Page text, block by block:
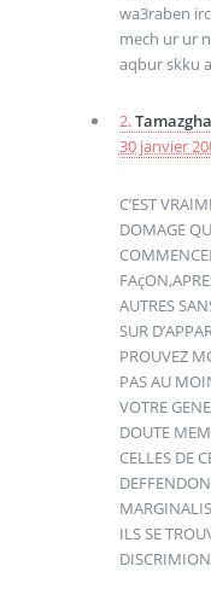
wa3raben
mech ur ur
aqbur skku
2.
30 janvier
C’EST
DOMAGE
AUTRES
SUR
PROUVEZ
PAS AU
VOTRE
DOUTE
CELLES DE
ILS SE